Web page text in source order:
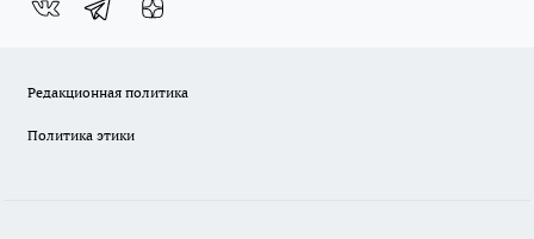
Редакционная политика
Политика этики